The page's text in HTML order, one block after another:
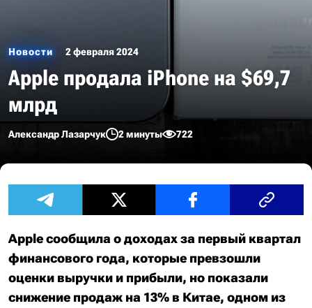
Новости 2 февраля 2024
Apple продала iPhone на $69,7
млрд
Александр Лазарчук 2 минуты 722
Apple сообщила о доходах за первый квартал
финансового года, которые превзошли
оценки выручки и прибыли, но показали
снижение продаж на 13% в Китае, одном из